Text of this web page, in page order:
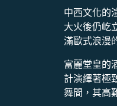
中西文化的
大火後仍屹
滿歐式浪漫
富麗堂皇的
計演繹著極
舞間，其高